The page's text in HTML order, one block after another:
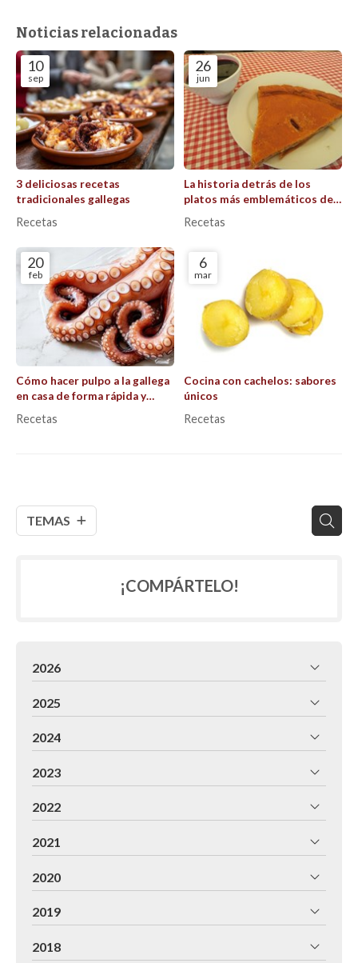
TEMAS
Noticias relacionadas
10
sep
3 deliciosas recetas
tradicionales gallegas
Recetas
26
jun
La historia detrás de los
platos más emblemáticos de
Galicia
Recetas
20
feb
Cómo hacer pulpo a la gallega
en casa de forma rápida y
Recetas
6
mar
Cocina con cachelos: sabores
únicos
Recetas
¡COMPÁRTELO!
2026
2025
2024
2023
2022
2021
2020
2019
2018